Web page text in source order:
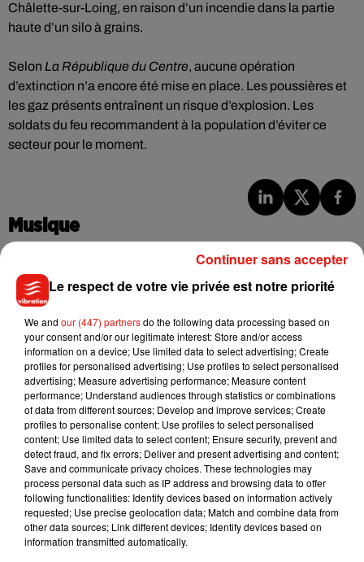
Châlette-sur-Loing, en raison d’un incendie dans la partie
haute d’un silo à grains.
Selon La République du Centre, aucune opération
d’extinction n’a encore été mise en place. Les poussières et
les gaz présents entraînent un risque d’explosion. Les
soldats du feu recommandent à la population d’éviter ce
secteur pour le moment.
Musique
Julien Lieb s’essaye à la vie de chatelain
dans son nouveau clip
7 août 2026
Madonna sort enfin le remix de « Love
Sensation » avec Kylie Minogue
7 août 2026
Tayc et Didi B dévoilent le single le plus
dansant de l’année
Le respect de votre vie privée est notre priorité
We and our (447) partnersdo the following data processing based on
your consent and/or our legitimate interest: Store and/or access
information on a device; Use limited data to select advertising; Create
profiles for personalised advertising; Use profiles to select personalised
advertising; Measure advertising performance; Measure content
performance; Understand audiences through statistics or combinations
of data from different sources; Develop and improve services; Create
profiles to personalise content; Use profiles to select personalised
content; Use limited data to select content; Ensure security, prevent and
detect fraud, and fix errors; Deliver and present advertising and content;
Save and communicate privacy choices. These technologies may
process personal data such as IP address and browsing data to offer
following functionalities: Identify devices based on information actively
requested; Use precise geolocation data; Match and combine data from
other data sources; Link different devices; Identify devices based on
information transmitted automatically.
Continuer sans accepter